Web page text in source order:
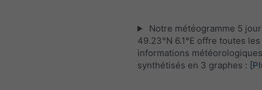
Notre météogramme 5
49.23°N 6.1°E offre toutes les
informations météorologiques
synthétisés en 3 graphes :